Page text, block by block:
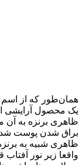
همان‌طور که از اسم
یک محصول آرایشی
ظاهری برنزه به آن
براق شدن پوست شده
ظاهری شبیه به
واقعا زیر نور آفتاب